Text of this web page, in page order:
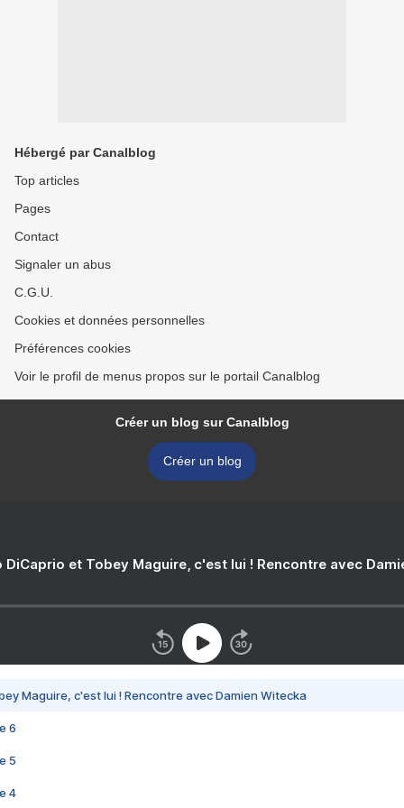
Hébergé par Canalblog
Top articles
Pages
Contact
Signaler un abus
C.G.U.
Cookies et données personnelles
Préférences cookies
Voir le profil de menus propos sur le portail Canalblog
Créer un blog sur Canalblog
Créer un blog
DiCaprio et Tobey Maguire, c'est lui ! Rencontre avec
Maguire, c'est lui ! Rencontre avec Damien Witecka
6
5
4